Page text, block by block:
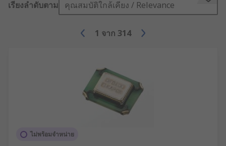
เรียงลำดับตาม คุณสมบัติใกล้เคียง / Relevance
1 จาก 314
ไม่พร้อมจำหน่าย